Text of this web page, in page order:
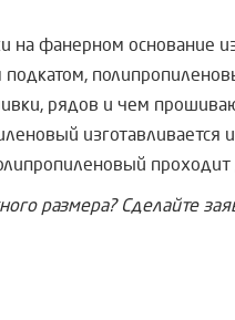
на фанерном основание
подкатом,
рядов и чем
изготавливается
размера? Сделайте